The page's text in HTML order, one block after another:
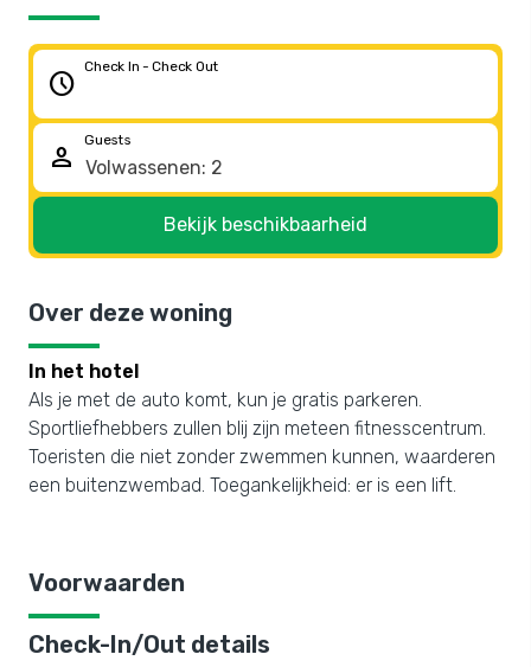
schedule
Check In - Check Out
person
Guests
Bekijk beschikbaarheid
Over deze woning
In het hotel
Als je met de auto komt, kun je gratis parkeren.
Sportliefhebbers zullen blij zijn meteen fitnesscentrum.
Toeristen die niet zonder zwemmen kunnen, waarderen
een buitenzwembad. Toegankelijkheid: er is een lift.
Voorwaarden
Check-In/Out details